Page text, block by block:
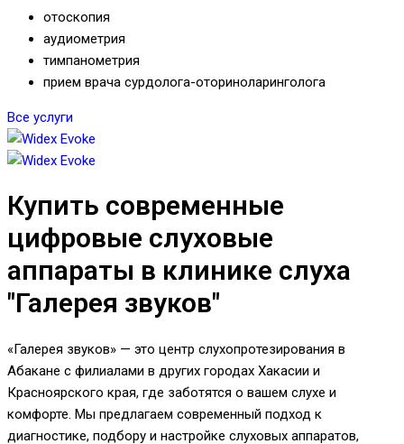
отоскопия
аудиометрия
тимпанометрия
прием врача сурдолога-оториноларинголога
Все услуги
Купить современные
цифровые слуховые
аппараты в клинике слуха
"Галерея звуков"
«Галерея звуков» — это центр слухопротезирования в
Абакане с филиалами в других городах Хакасии и
Красноярского края, где заботятся о вашем слухе и
комфорте. Мы предлагаем современный подход к
диагностике, подбору и настройке слуховых аппаратов,